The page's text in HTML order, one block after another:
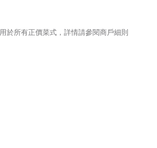
於所有正價菜式，詳情請參閱商戶細則